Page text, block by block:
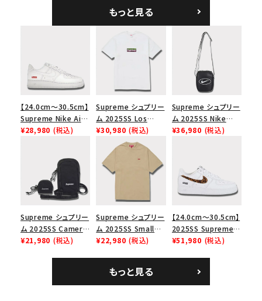
バッグ レッドレオパー
ド
もっと見る
【24.0cm～30.5cm】
Supreme Nike Air
Force 1 Low シュプ
ューズ ホワイト
¥28,980 (税込)
Supreme シュプリー
ム 2025SS Los
Angeles Fire Relief
Box Logo Tee ファ
イヤーリリーフボック
スロゴTシャツ ホワ
イト 白
¥30,980 (税込)
Supreme シュプリー
ム 2025SS Nike
Leather Shoulder
¥36,980 (税込)
Supreme シュプリー
ム 2025SS Camera
Bag + Mini Pouch
¥21,980 (税込)
Supreme シュプリー
ム 2025SS Small
Box Tee スモールボ
¥22,980 (税込)
【24.0cm～30.5cm】
2025SS Supreme
GOODENOUGH
ムグッドイナフ ナイキ
エアフォース１スニー
¥51,980 (税込)
もっと見る